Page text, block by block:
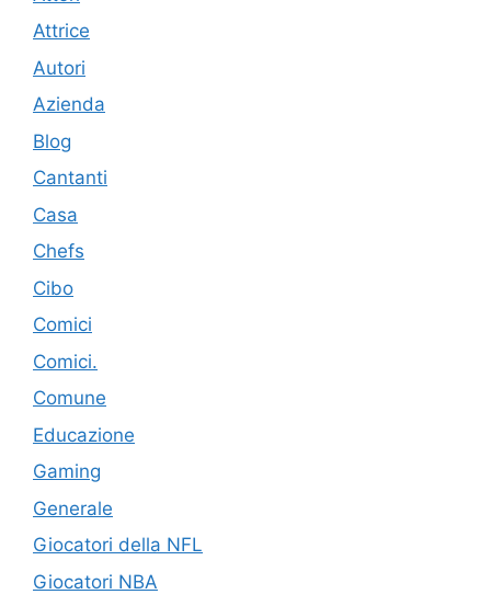
Attrice
Autori
Azienda
Blog
Cantanti
Casa
Chefs
Cibo
Comici
Comici.
Comune
Educazione
Gaming
Generale
Giocatori della NFL
Giocatori NBA